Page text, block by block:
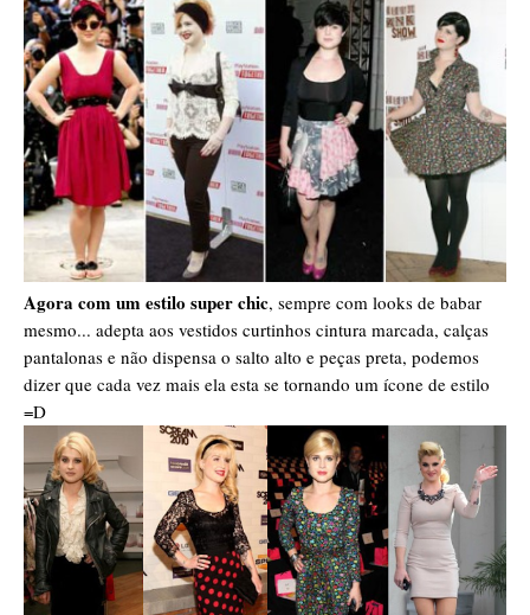
Agora com um estilo super chic, sempre com looks de babar
mesmo... adepta aos vestidos curtinhos cintura marcada, calças
pantalonas e não dispensa o salto alto e peças preta, podemos
dizer que cada vez mais ela esta se tornando um ícone de estilo
=D